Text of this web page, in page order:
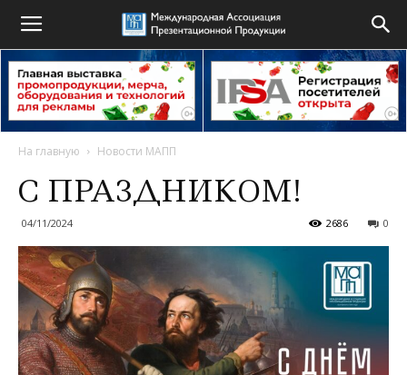
На главную Новости МАПП
С ПРАЗДНИКОМ!
04/11/2024 0
2686